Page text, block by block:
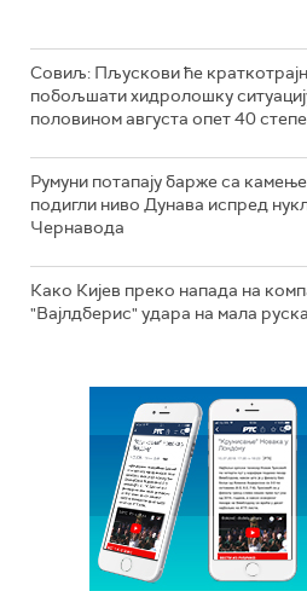
Совиљ: Пљускови ће
побољшати хидролошку
половином августа опет 40
Румуни потапају барже са
подигли ниво Дунава испред
Чернавода
Како Кијев преко напада на
"Вајлдберис" удара на мала